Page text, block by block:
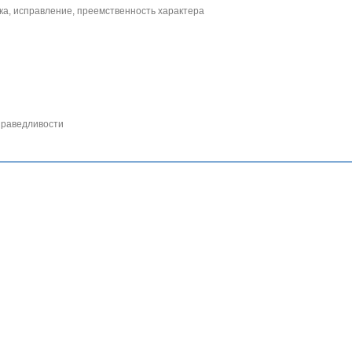
исправление, преемственность характера